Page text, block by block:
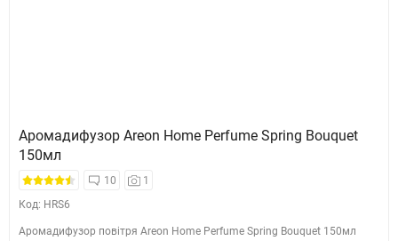
Аромадифузор Areon Home Perfume Spring Bouquet
150мл
10
1
Код: HRS6
Аромадифузор повітря Areon Home Perfume Spring Bouquet 150мл